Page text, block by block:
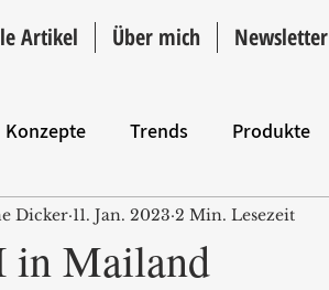
Artikel Über mich Newsletter
Konzepte Trends Produkte
Intro
Mailand
Dicker 11. Jan. 2023 2 Min. Lesezeit